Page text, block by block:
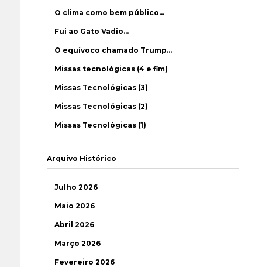
O clima como bem público…
Fui ao Gato Vadio…
O equívoco chamado Trump…
Missas tecnológicas (4 e fim)
Missas Tecnológicas (3)
Missas Tecnológicas (2)
Missas Tecnológicas (1)
Arquivo Histórico
Julho 2026
Maio 2026
Abril 2026
Março 2026
Fevereiro 2026